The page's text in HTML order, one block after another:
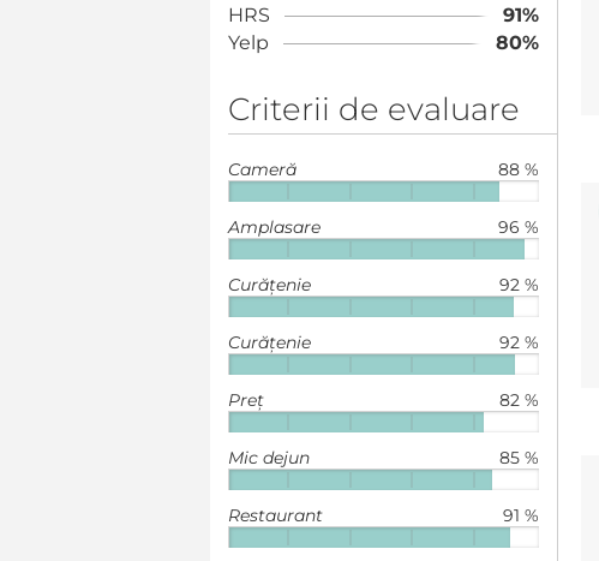
HRS
91%
Yelp
80%
Criterii de evaluare
88 %
Cameră
96 %
Amplasare
92 %
Curățenie
92 %
Curățenie
82 %
Preț
85 %
Mic dejun
91 %
Restaurant